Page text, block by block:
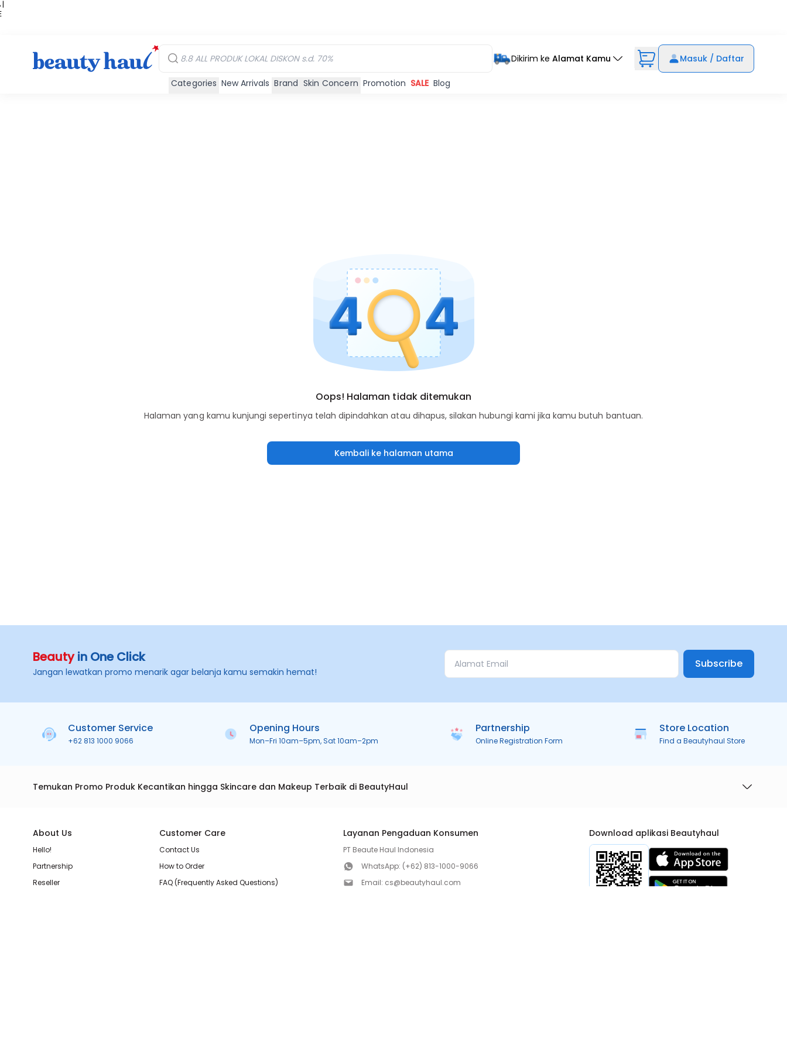
|
Dikirim ke Alamat Kamu Masuk / Daftar
Categories New Arrivals Brand Skin Concern Promotion SALE Blog
Oops! Halaman tidak ditemukan
Halaman yang kamu kunjungi sepertinya telah dipindahkan atau dihapus, silakan hubungi kami jika kamu butuh bantuan.
Kembali ke halaman utama
Beautyin One Click
Jangan lewatkan promo menarik agar belanja kamu semakin hemat!
Subscribe
Customer Service
+62 813 1000 9066
Opening Hours
Mon–Fri 10am–5pm, Sat 10am–2pm
Partnership
Online Registration Form
Store Location
Find a Beautyhaul Store
Temukan Promo Produk Kecantikan hingga Skincare dan Makeup Terbaik di BeautyHaul
About Us
Hello!
Partnership
Reseller
Customer Care
Contact Us
How to Order
FAQ (Frequently Asked Questions)
Layanan Pengaduan Konsumen
PT Beaute Haul Indonesia
WhatsApp: (+62) 813-1000-9066
Email: cs@beautyhaul.com
Download aplikasi Beautyhaul